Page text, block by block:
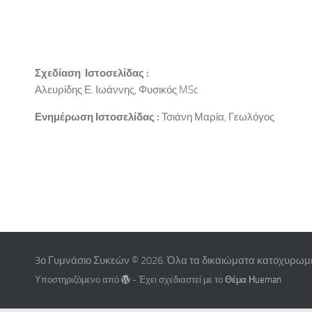
Σχεδίαση Ιστοσελίδας :
Αλευρίδης Ε. Ιωάννης, Φυσικός MSc
Ενημέρωση Ιστοσελίδας : Τσιάνη Μαρία, Γεωλόγος
3ο Γυμνάσιο Συκεών © 2026. Όλα τα δικαιώματα
Υποστηριζόμενο από - Έχει σχεδιαστεί με τοΘέμα Ηueman